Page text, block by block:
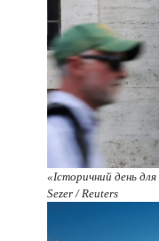
«Історичний день
Sezer / Reuters